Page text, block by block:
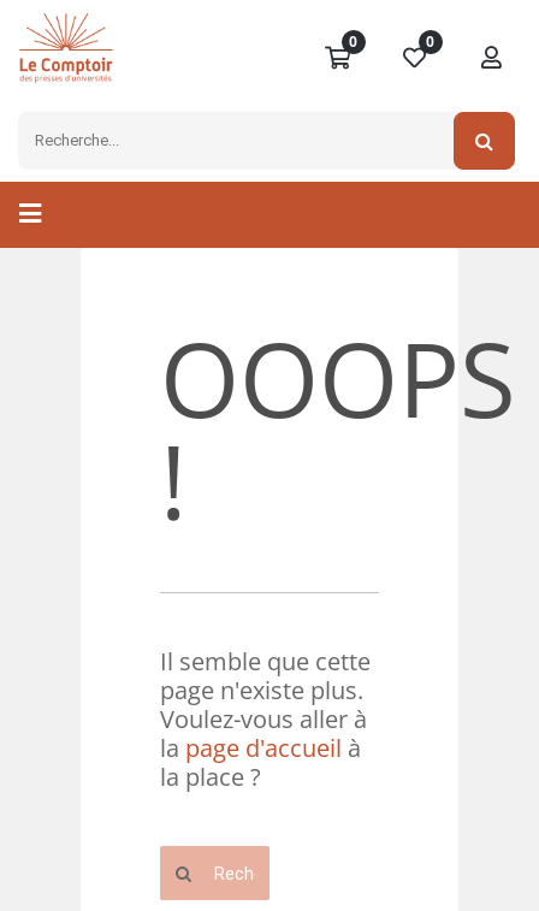
0 0
OOOPS
!
Il semble que cette
page n'existe plus.
Voulez-vous aller à
la page d'accueil à
la place ?